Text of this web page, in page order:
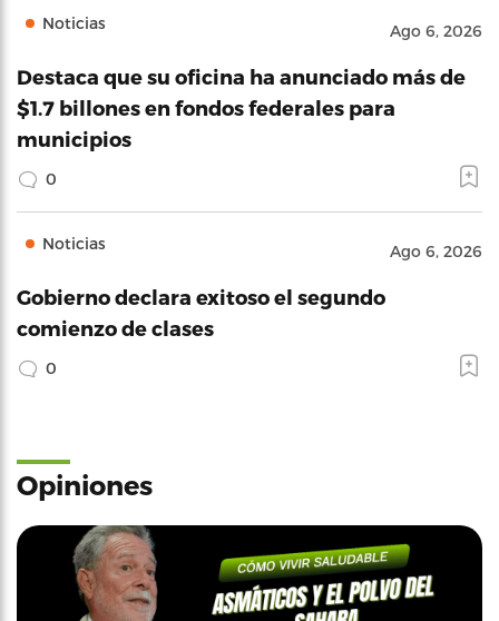
Noticias Ago 6, 2026
Destaca que su oficina ha anunciado más de
$1.7 billones en fondos federales para
municipios
0
Noticias Ago 6, 2026
Gobierno declara exitoso el segundo
comienzo de clases
0
Opiniones